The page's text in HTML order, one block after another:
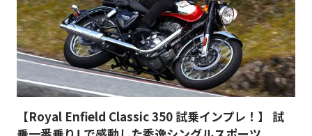
【Royal Enfield Classic 350 試乗インプレ！】 試